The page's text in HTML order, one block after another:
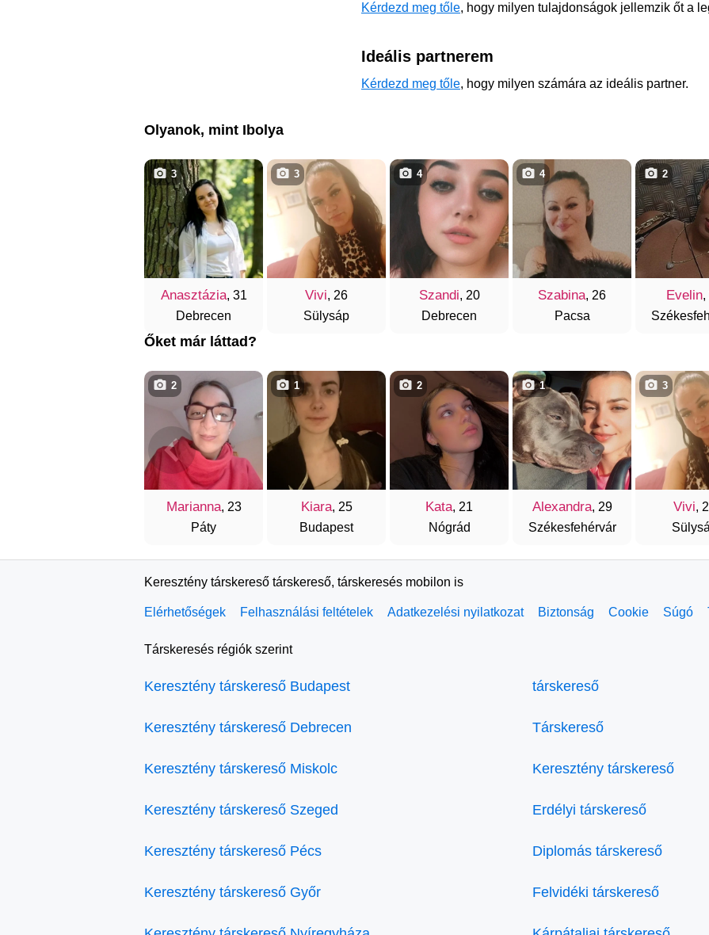
Kérdezd meg tőle, hogy milyen tulajdonságok jellemzik őt a
Ideális partnerem
Kérdezd meg tőle, hogy milyen számára az ideális partner.
Olyanok, mint Ibolya
Anasztázia, 31
Debrecen
3
Vivi, 26
Sülysáp
3
Szandi, 20
Debrecen
4
Szabina, 26
Pacsa
4
Evelin,
2
Őket már láttad?
Marianna, 23
Páty
2
Kiara, 25
Budapest
1
Kata, 21
Nógrád
2
Alexandra, 29
Székesfehérvár
1
Vivi,
3
Keresztény társkereső társkereső, társkeresés mobilon is
Elérhetőségek Felhasználási feltételek Adatkezelési nyilatkozat Biztonság Cookie Súgó
Társkeresés régiók szerint
Keresztény társkereső Budapest
Keresztény társkereső Debrecen
Keresztény társkereső Miskolc
Keresztény társkereső Szeged
Keresztény társkereső Pécs
Keresztény társkereső Győr
társkereső
Társkereső
Keresztény társkereső
Erdélyi társkereső
Diplomás társkereső
Felvidéki társkereső